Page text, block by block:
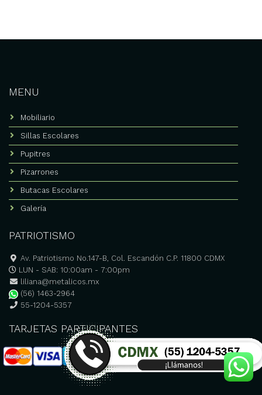
MENU
Mobiliario
Sillas Escolares
Pupitres
Pizarrones
Butacas Escolares
Galería
PATRIOTISMO
Av. Patriotismo No.147-B, Col. Escandón C.P. 11800 CDMX
LUN - SAB: 10:00am - 7:00pm
liliana@metalicos.mx
(56) 1463-2964
55-1204-5357
TARJETAS PARTICIPANTES